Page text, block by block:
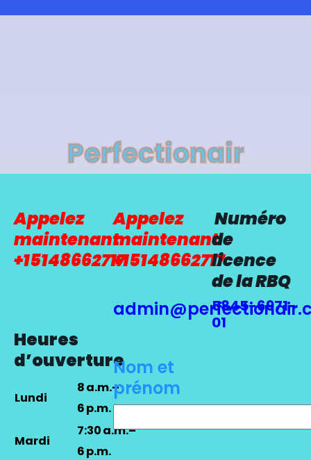
Perfectionair
Appelez
maintenant
+15148662717
Heures
d’ouverture
Lundi
8 a.m.–
6 p.m.
Mardi
7:30 a.m.–
6 p.m.
Appelez
maintenant
+15148662717
Nom et
prénom
Numéro
de
licence
de la RBQ
5845-6971-
01